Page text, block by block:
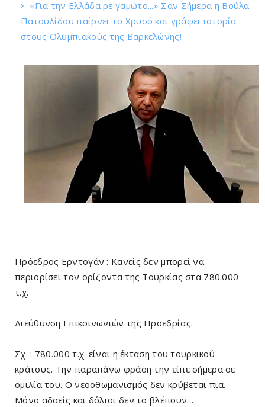
«Για την Ελλάδα ρε γαμώτο...» Σαν Σήμερα η Βούλα
Πατουλίδου παίρνει το Χρυσό και γράφει ιστορία
στους Ολυμπιακούς της Βαρκελώνης!
Πρόεδρος Ερντογάν : Κανείς δεν μπορεί να
περιορίσει τον ορίζοντα της Τουρκίας στα 780.000
τ.χ.
Διεύθυνση Επικοινωνιών της Προεδρίας.
Σχ. : 780.000 τ.χ. είναι η έκταση του τουρκικού
κράτους. Την παραπάνω φράση την είπε σήμερα σε
ομιλία του. Ο νεοοθωμανισμός δεν κρύβεται πια.
Μόνο αδαείς και δόλιοι δεν το βλέπουν…